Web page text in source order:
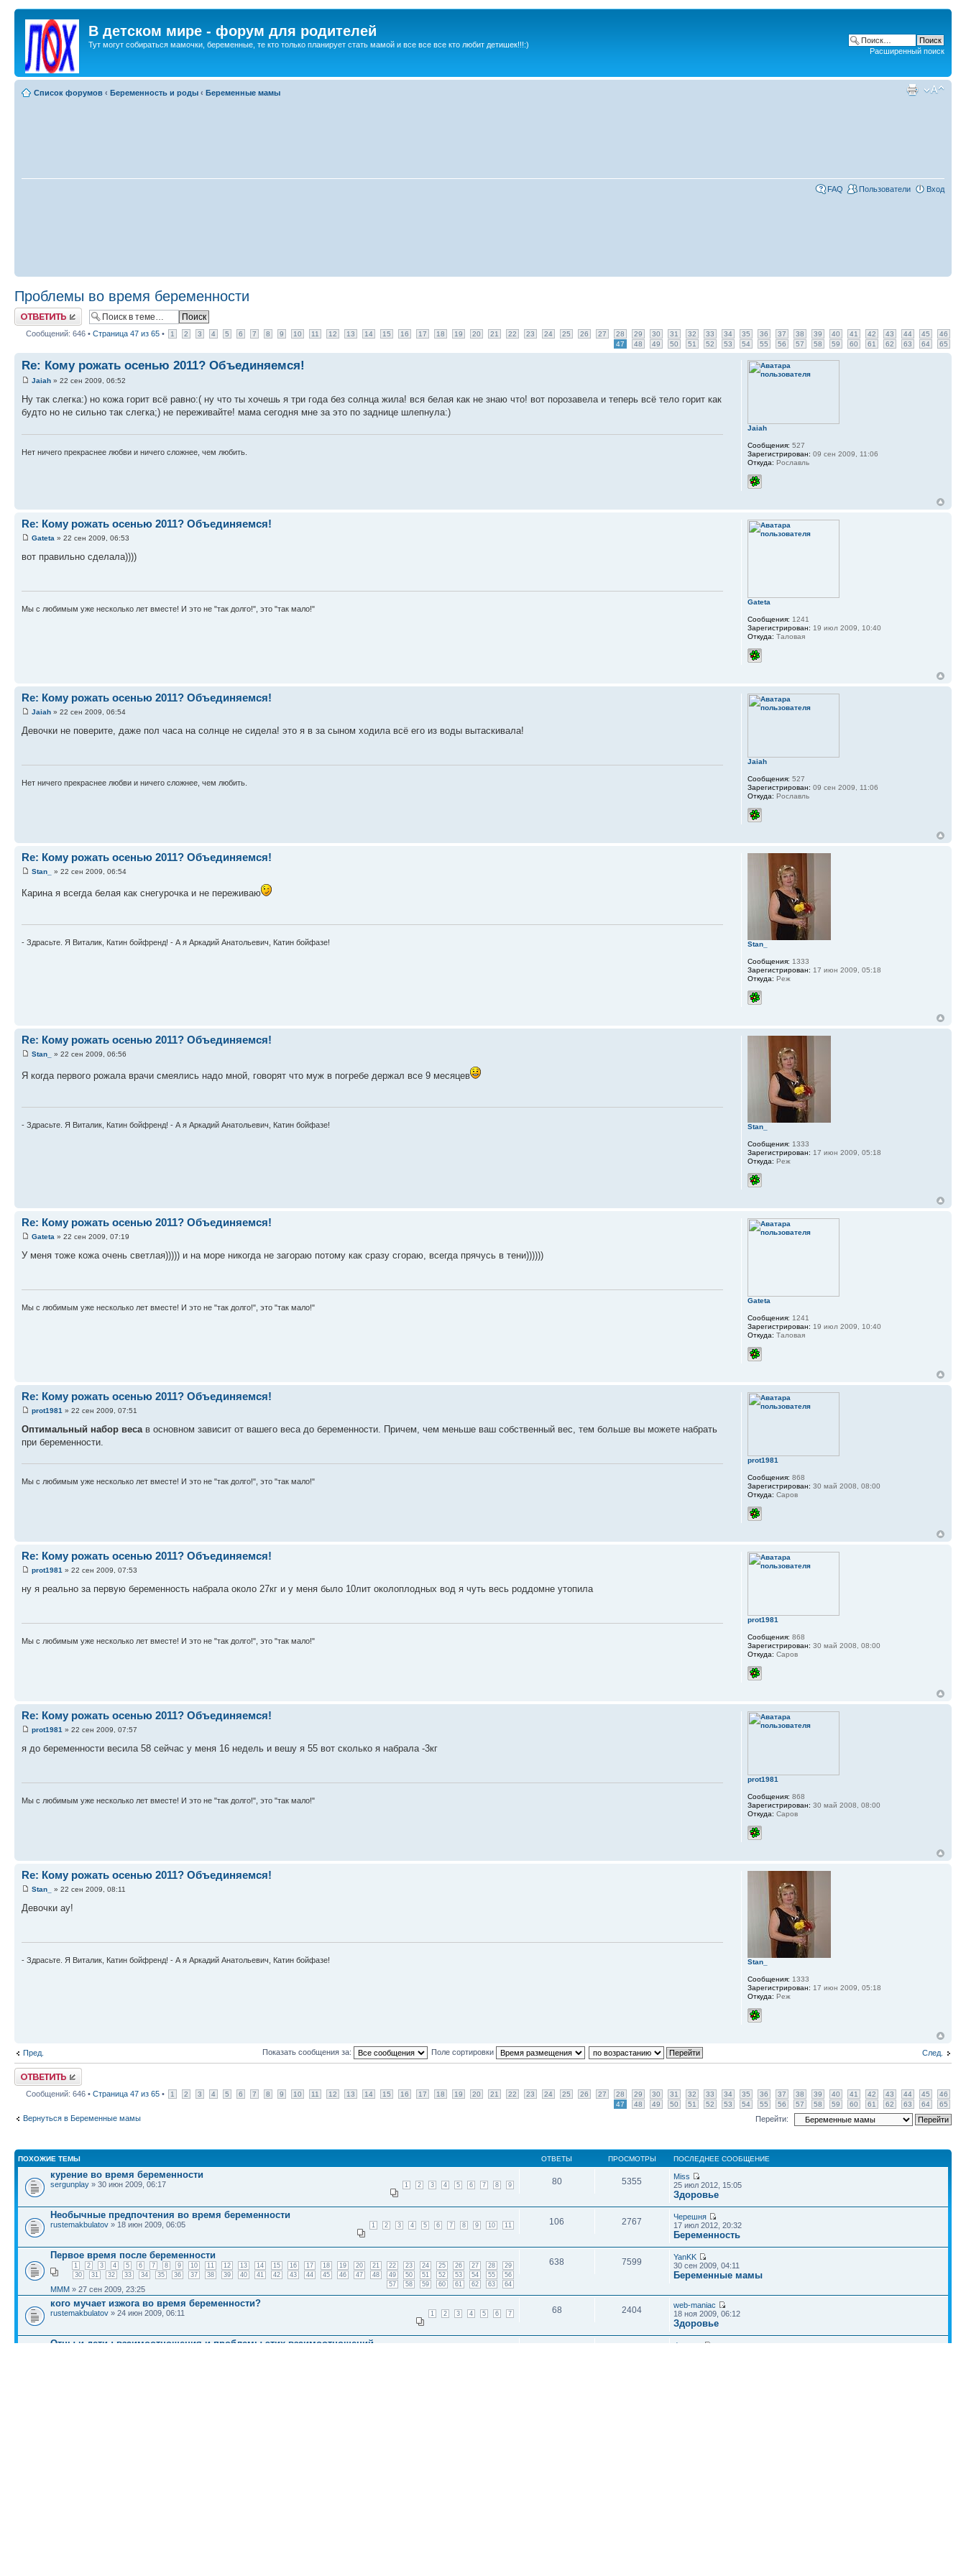
В детском мире - форум для родителей
Тут могут собираться мамочки, беременные, те кто только планирует стать мамой и все все все кто любит детишек!!!:)
Расширенный поиск
Список форумов ‹ Беременность и роды ‹ Беременные мамы
FAQ Пользователи Вход
Проблемы во время беременности
Ответить
Сообщений: 646 • Страница 47 из 65 • 1 2 3 4 5 6 7 8 9 10 11 12 13 14 15 16 17 18 19 20 21 22 23 24 25 26 27 28 29 30 31 32 33 34 35 36 37 38 39 40 41 42 43 44 45
46
47
48 49 50 51 52 53 54 55 56 57 58 59 60 61 62 63 64 65
Re: Кому рожать осенью 2011? Объединяемся!
Jaiah » 22 сен 2009, 06:52
Ну так слегка:) но кожа горит всё равно:( ну что ты хочешь я три года без солнца жила! вся белая как не знаю что! вот порозавела и теперь всё тело горит как
будто но не сильно так слегка;) не переживайте! мама сегодня мне за это по заднице шлепнула:)
Нет ничего прекраснее любви и ничего сложнее, чем любить.
Jaiah
Сообщения: 527
Зарегистрирован: 09 сен 2009, 11:06
Откуда: Рославль
Re: Кому рожать осенью 2011? Объединяемся!
Gateta » 22 сен 2009, 06:53
вот правильно сделала))))
Мы с любимым уже несколько лет вместе! И это не "так долго!", это "так мало!"
Gateta
Сообщения: 1241
Зарегистрирован: 19 июл 2009, 10:40
Откуда: Таловая
Re: Кому рожать осенью 2011? Объединяемся!
Jaiah » 22 сен 2009, 06:54
Девочки не поверите, даже пол часа на солнце не сидела! это я в за сыном ходила всё его из воды вытаскивала!
Нет ничего прекраснее любви и ничего сложнее, чем любить.
Jaiah
Сообщения: 527
Зарегистрирован: 09 сен 2009, 11:06
Откуда: Рославль
Re: Кому рожать осенью 2011? Объединяемся!
Stan_ » 22 сен 2009, 06:54
Карина я всегда белая как снегурочка и не переживаю
- Здрасьте. Я Виталик, Катин бойфренд! - А я Аркадий Анатольевич, Катин бойфазе! Stan_
Сообщения: 1333
Зарегистрирован: 17 июн 2009, 05:18
Откуда: Реж
Re: Кому рожать осенью 2011? Объединяемся!
Stan_ » 22 сен 2009, 06:56
Я когда первого рожала врачи смеялись надо мной, говорят что муж в погребе держал все 9 месяцев
- Здрасьте. Я Виталик, Катин бойфренд! - А я Аркадий Анатольевич, Катин бойфазе! Stan_
Сообщения: 1333
Зарегистрирован: 17 июн 2009, 05:18
Откуда: Реж
Re: Кому рожать осенью 2011? Объединяемся!
Gateta » 22 сен 2009, 07:19
У меня тоже кожа очень светлая))))) и на море никогда не загораю потому как сразу сгораю, всегда прячусь в тени))))))
Мы с любимым уже несколько лет вместе! И это не "так долго!", это "так мало!"
Gateta
Сообщения: 1241
Зарегистрирован: 19 июл 2009, 10:40
Откуда: Таловая
Re: Кому рожать осенью 2011? Объединяемся!
prot1981 » 22 сен 2009, 07:51
Оптимальный набор веса в основном зависит от вашего веса до беременности. Причем, чем меньше ваш собственный вес, тем больше вы можете набрать
при беременности.
Мы с любимым уже несколько лет вместе! И это не "так долго!", это "так мало!"
prot1981
Сообщения: 868
Зарегистрирован: 30 май 2008, 08:00
Откуда: Саров
Re: Кому рожать осенью 2011? Объединяемся!
prot1981 » 22 сен 2009, 07:53
ну я реально за первую беременность набрала около 27кг и у меня было 10лит околоплодных вод я чуть весь роддомне утопила
Мы с любимым уже несколько лет вместе! И это не "так долго!", это "так мало!"
prot1981
Сообщения: 868
Зарегистрирован: 30 май 2008, 08:00
Откуда: Саров
Re: Кому рожать осенью 2011? Объединяемся!
prot1981 » 22 сен 2009, 07:57
я до беременности весила 58 сейчас у меня 16 недель и вешу я 55 вот сколько я набрала -3кг
Мы с любимым уже несколько лет вместе! И это не "так долго!", это "так мало!"
prot1981
Сообщения: 868
Зарегистрирован: 30 май 2008, 08:00
Откуда: Саров
Re: Кому рожать осенью 2011? Объединяемся!
Stan_ » 22 сен 2009, 08:11
Девочки ау!
- Здрасьте. Я Виталик, Катин бойфренд! - А я Аркадий Анатольевич, Катин бойфазе! Stan_
Сообщения: 1333
Зарегистрирован: 17 июн 2009, 05:18
Откуда: Реж
Пред. След.
Показать сообщения за: Поле сортировки
Ответить
Сообщений: 646 • Страница 47 из 65 • 1 2 3 4 5 6 7 8 9 10 11 12 13 14 15 16 17 18 19 20 21 22 23 24 25 26 27 28 29 30 31 32 33 34 35 36 37 38 39 40 41 42 43 44 45
46
47
48 49 50 51 52 53 54 55 56 57 58 59 60 61 62 63 64 65
Вернуться в Беременные мамы Перейти:
ПОХОЖИЕ ТЕМЫ ОТВЕТЫ ПРОСМОТРЫ ПОСЛЕДНЕЕ СООБЩЕНИЕ
курение во время беременности
1 2 3 4 5 6 7 8 9
sergunplay » 30 июн 2009, 06:17 80 5355
Miss
25 июл 2012, 15:05
Здоровье
Необычные предпочтения во время беременности
1 2 3 4 5 6 7 8 9 10 11
rustemakbulatov » 18 июн 2009, 06:05 106 2767
Черешня
17 июл 2012, 20:32
Беременность
Первое время после беременности
1 2 3 4 5 6 7 8 9 10 11 12 13 14 15 16 17 18 19 20 21 22 23 24 25 26 27 28
29
30
31 32 33 34 35 36 37 38 39 40 41 42 43 44 45 46 47 48 49 50 51 52 53 54 55
56
57
58 59 60 61 62 63 64
MMM » 27 сен 2009, 23:25
638 7599
YanKK
30 сен 2009, 04:11
Беременные мамы
кого мучает изжога во время беременности?
1 2 3 4 5 6 7
rustemakbulatov » 24 июн 2009, 06:11 68 2404
web-maniac
18 ноя 2009, 06:12
Здоровье
Отцы и дети : взаимоотношения и проблемы этих взаимоотношений.
descent